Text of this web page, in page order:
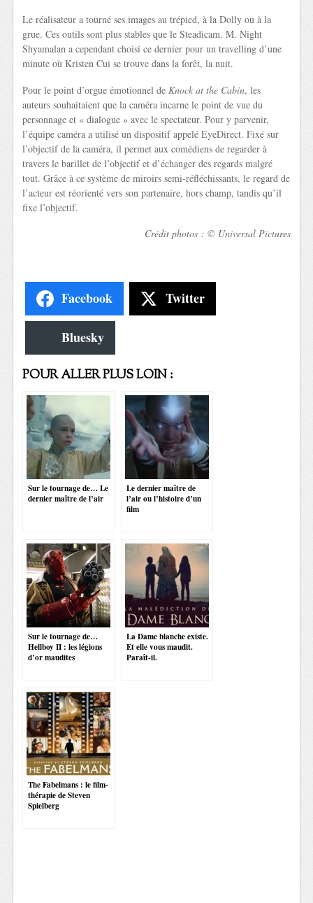
Le réalisateur a tourné ses images au trépied, à la Dolly ou à la
grue. Ces outils sont plus stables que le Steadicam. M. Night
Shyamalan a cependant choisi ce dernier pour un travelling d’une
minute où Kristen Cui se trouve dans la forêt, la nuit.
Pour le point d’orgue émotionnel de Knock at the Cabin, les
auteurs souhaitaient que la caméra incarne le point de vue du
personnage et « dialogue » avec le spectateur. Pour y parvenir,
l’équipe caméra a utilisé un dispositif appelé EyeDirect. Fixé sur
l’objectif de la caméra, il permet aux comédiens de regarder à
travers le barillet de l’objectif et d’échanger des regards malgré
tout. Grâce à ce système de miroirs semi-réfléchissants, le regard de
l’acteur est réorienté vers son partenaire, hors champ, tandis qu’il
fixe l’objectif.
Crédit photos : © Universal Pictures
Facebook Twitter
Bluesky
POUR ALLER PLUS LOIN :
Sur le tournage de… Le
dernier maître de l’air
Le dernier maître de
l’air ou l’histoire d’un
film
Sur le tournage de…
Hellboy II : les légions
d’or maudites
La Dame blanche existe.
Et elle vous maudit.
Paraît-il.
The Fabelmans : le film-
thérapie de Steven
Spielberg